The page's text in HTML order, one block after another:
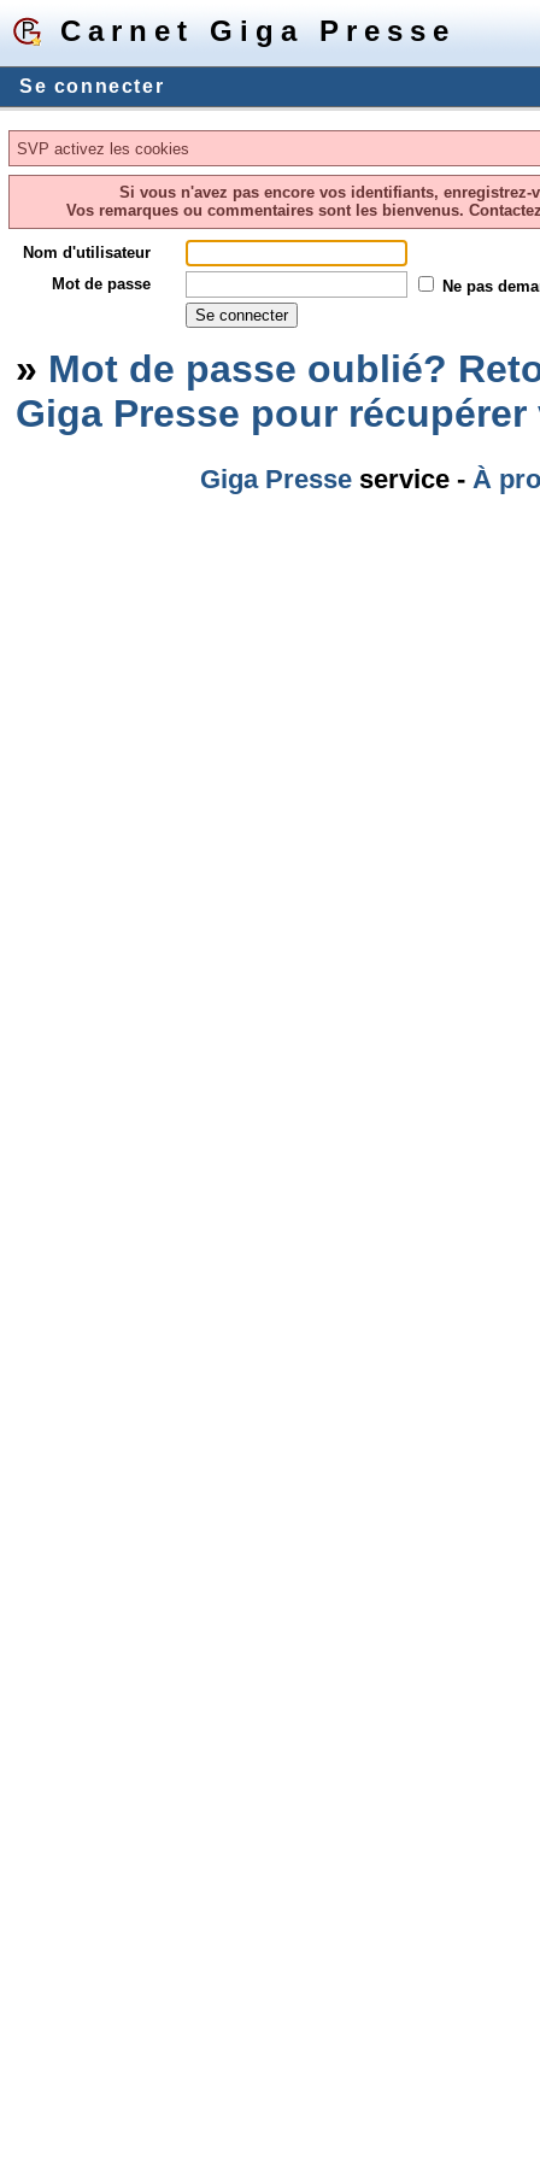
Carnet Giga Presse
Se connecter
SVP activez les cookies
Si vous n'avez pas encore vos identifiants,
Vos remarques ou commentaires sont les bienvenus.
Nom d'utilisateur
Mot de passe
Ne pas
» Mot de passe oublié?
Giga Presse pour
Giga Presse service - À